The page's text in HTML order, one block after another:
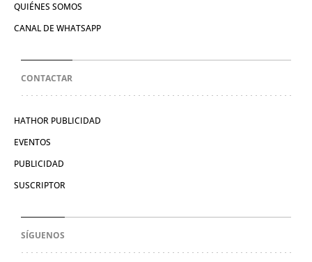
QUIÉNES SOMOS
CANAL DE WHATSAPP
CONTACTAR
HATHOR PUBLICIDAD
EVENTOS
PUBLICIDAD
SUSCRIPTOR
SÍGUENOS